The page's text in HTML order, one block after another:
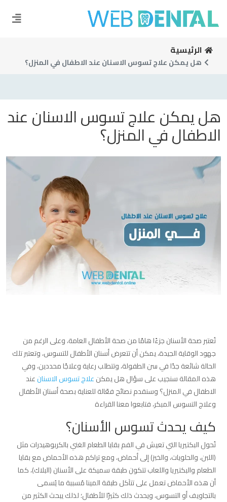
الرئيسية
هل يمكن علاج تسوس الاسنان عند الاطفال في المنزل؟
هل يمكن علاج تسوس الاسنان عند
الاطفال في المنزل؟
تُعتبر صحة الأسنان جزءًا هامًا من صحة الأطفال العامة، وعلى الرغم من
جهود الوقاية الجيدة، يمكن أن تتعرض أسنان الأطفال للتسوس، وتعتبر تلك
الحالة شائعة جدًا في سن الطفولة، وتتطلب رعاية وعلاجًا محددين، وفي
هذه المقالة سنجيب على سؤال هل يمكنعلاج تسوس الاسنانعند
الاطفال في المنزل؟ وسنقدم نصائح فعّالة للعناية بصحة أسنان الأطفال
وعلاج التسوس المبكر، فتابعوا معنا القراءة
كيف يحدث تسوس الأسنان؟
تُحول البكتيريا التي تعيش في الفم بقايا الطعام الغني بالكربوهيدرات مثل
(اللبن، والحلويات، والخبز) إلى أحماض، ومع تراكم هذه الأحماض مع بقايا
الطعام والبكتيريا واللعاب تتكون طبقة سميكة على الأسنان (البلاك)، كما
أن هذه الأحماض تعمل على تتآكل طبقة المينا مُسببة ما يُسمى
بالتجاويف أو التسوس، ويحدث ذلك كثيرًا للأطفال؛ لذلك يبحث الكثير من